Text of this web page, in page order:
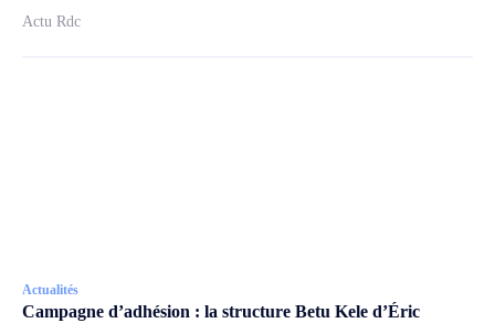
Actu Rdc
Actualités
Campagne d’adhésion : la structure Betu Kele d’Éric